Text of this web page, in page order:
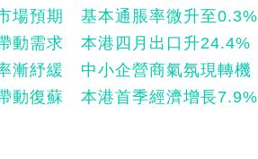
場預期 基本通脹率微升至0.3%
動需求 本港四月出口升24.4%
漸紓緩 中小企營商氣氛現轉機
動復蘇 本港首季經濟增長7.9%